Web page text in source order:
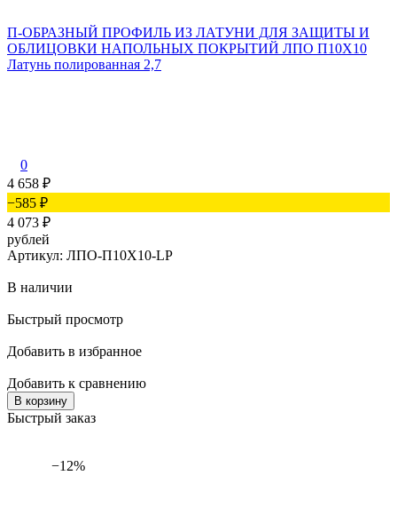
П-ОБРАЗНЫЙ ПРОФИЛЬ ИЗ ЛАТУНИ ДЛЯ ЗАЩИТЫ И
ОБЛИЦОВКИ НАПОЛЬНЫХ ПОКРЫТИЙ ЛПО П10Х10
Латунь полированная 2,7
0
4 658 ₽
−585 ₽
4 073 ₽
рублей
Артикул: ЛПО-П10Х10-LP
В наличии
Быстрый просмотр
Добавить в избранное
Добавить к сравнению
В корзину
Быстрый заказ
−12%